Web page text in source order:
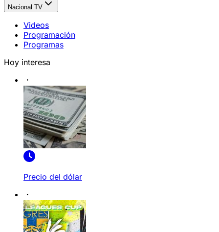
Nacional TV
Videos
Programación
Programas
Hoy interesa
Precio del dólar